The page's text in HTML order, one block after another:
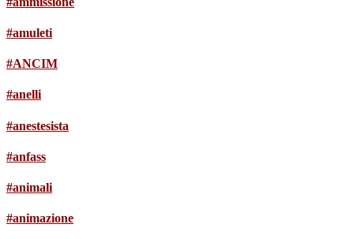
#amuleti
#ANCIM
#anelli
#anestesista
#anfass
#animali
#animazione